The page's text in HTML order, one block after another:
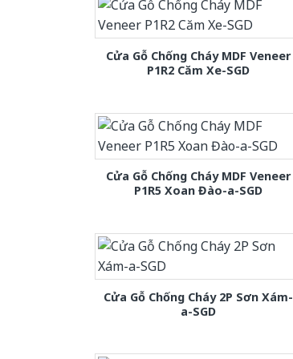
Cửa Gỗ Chống Cháy MDF Veneer
P1R2 Căm Xe-SGD
Cửa Gỗ Chống Cháy MDF Veneer
P1R5 Xoan Đào-a-SGD
Cửa Gỗ Chống Cháy 2P Sơn Xám-
a-SGD